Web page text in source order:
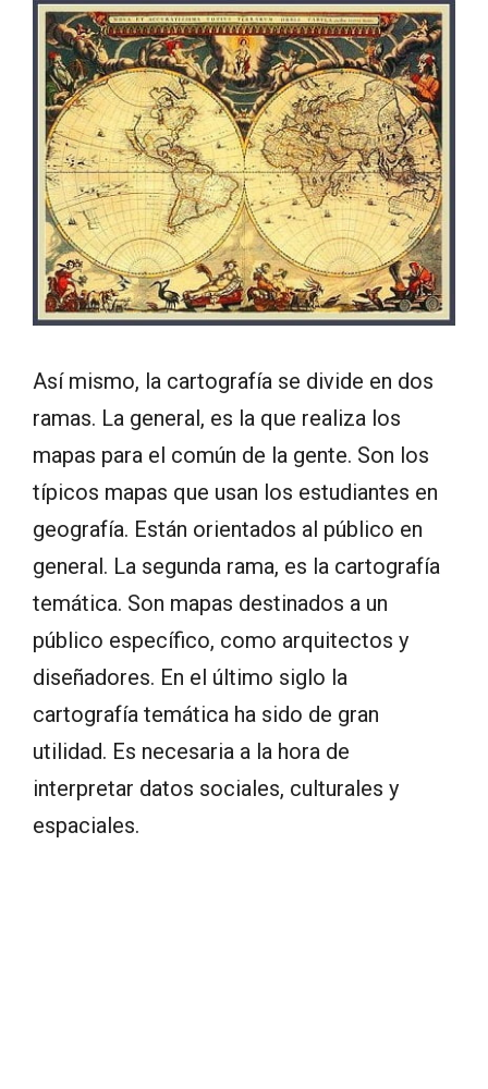
Así mismo, la cartografía se divide en dos
ramas. La general, es la que realiza los
mapas para el común de la gente. Son los
típicos mapas que usan los estudiantes en
geografía. Están orientados al público en
general. La segunda rama, es la cartografía
temática. Son mapas destinados a un
público específico, como arquitectos y
diseñadores. En el último siglo la
cartografía temática ha sido de gran
utilidad. Es necesaria a la hora de
interpretar datos sociales, culturales y
espaciales.